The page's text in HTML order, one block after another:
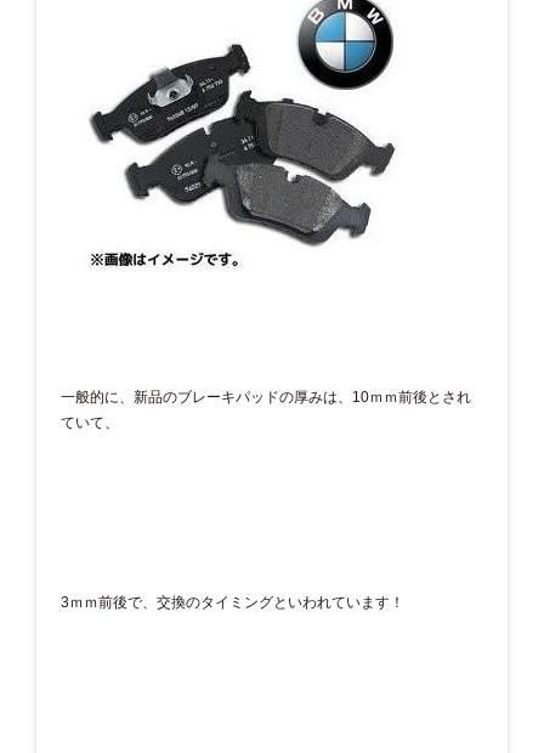
一般的に、新品のブレーキパッドの厚みは、10ｍｍ前後とされ
ていて、
3ｍｍ前後で、交換のタイミングといわれています！